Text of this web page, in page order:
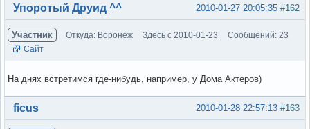
Вне форума #162
2010-01-27 20:05:35
Упоротый Друид ^^
Участник Откуда: Воронеж Здесь с 2010-01-23
Сообщений: 23
Сайт
На днях встретимся где-нибудь, например, у Дома Актеров)
Вне форума #163
2010-01-28 22:57:13
ficus